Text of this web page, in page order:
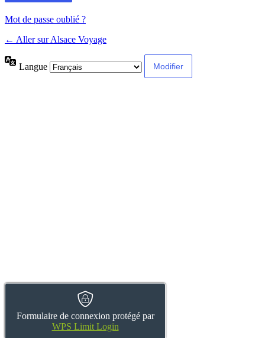
Formulaire de connexion protégé par
WPS Limit Login
Mot de passe oublié ?
← Aller sur Alsace Voyage
Langue